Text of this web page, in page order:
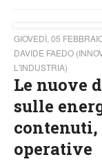
GIOVEDÌ, 05
DAVIDE FAEDO
L'INDUSTRIA)
Le nuove
sulle
operative